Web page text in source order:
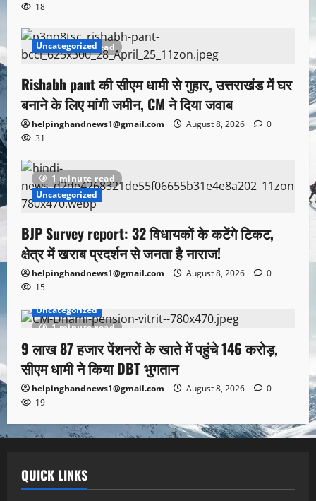
18
1 minute read
Uncategorized
Rishabh pant की सीएम धामी से गुहार, उत्तराखंड में घर
बनाने के लिए मांगी जमीन, CM ने दिया जवाब
helpinghandnews1@gmail.com August 8, 2026
0
31
1 minute read
Uncategorized
BJP Survey report: 32 विधायकों के कटेंगे टिकट,
क्षेत्र में खराब प्रदर्शन से जनता है नाराज!
helpinghandnews1@gmail.com August 8, 2026
0
15
1 minute read
Uncategorized
9 लाख 87 हजार पेंशनरों के खाते में पहुंचे 146 करोड़,
सीएम धामी ने किया DBT भुगतान
helpinghandnews1@gmail.com August 8, 2026
0
19
QUICK LINKS